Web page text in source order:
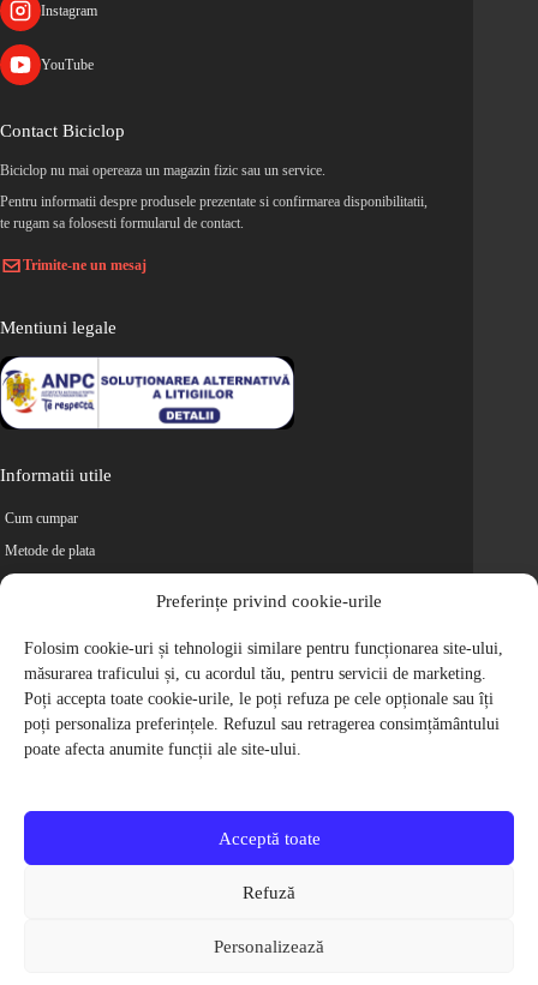
Preferințe privind cookie-urile
Folosim cookie-uri și tehnologii similare pentru funcționarea site-ului,
măsurarea traficului și, cu acordul tău, pentru servicii de marketing.
Poți accepta toate cookie-urile, le poți refuza pe cele opționale sau îți
poți personaliza preferințele. Refuzul sau retragerea consimțământului
poate afecta anumite funcții ale site-ului.
Acceptă toate
Refuză
Personalizează
Instagram
YouTube
Contact Biciclop
Biciclop nu mai opereaza un magazin fizic sau un service.
Pentru informatii despre produsele prezentate si confirmarea disponibilitatii,
te rugam sa folosesti formularul de contact.
Trimite-ne un mesaj
Mentiuni legale
Informatii utile
Cum cumpar
Metode de plata
Retur
Cariere
Politica de Confidentialitate
Politica de cookie-uri